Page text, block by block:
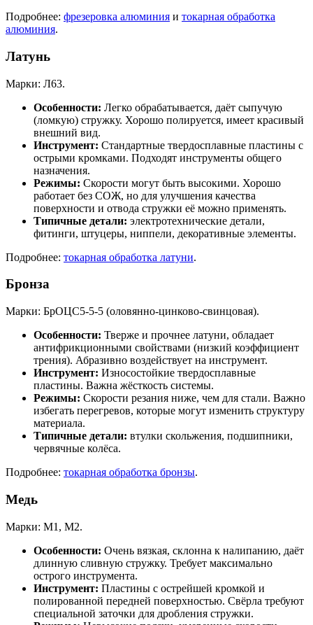
Подробнее: фрезеровка алюминия и токарная обработка
алюминия.
Латунь
Марки: Л63.
Особенности: Легко обрабатывается, даёт сыпучую
(ломкую) стружку. Хорошо полируется, имеет красивый
внешний вид.
Инструмент: Стандартные твердосплавные пластины с
острыми кромками. Подходят инструменты общего
назначения.
Режимы: Скорости могут быть высокими. Хорошо
работает без СОЖ, но для улучшения качества
поверхности и отвода стружки её можно применять.
Типичные детали: электротехнические детали,
фитинги, штуцеры, ниппели, декоративные элементы.
Подробнее: токарная обработка латуни.
Бронза
Марки: БрОЦС5-5-5 (оловянно-цинково-свинцовая).
Особенности: Тверже и прочнее латуни, обладает
антифрикционными свойствами (низкий коэффициент
трения). Абразивно воздействует на инструмент.
Инструмент: Износостойкие твердосплавные
пластины. Важна жёсткость системы.
Режимы: Скорости резания ниже, чем для стали. Важно
избегать перегревов, которые могут изменить структуру
материала.
Типичные детали: втулки скольжения, подшипники,
червячные колёса.
Подробнее: токарная обработка бронзы.
Медь
Марки: М1, М2.
Особенности: Очень вязкая, склонна к налипанию, даёт
длинную сливную стружку. Требует максимально
острого инструмента.
Инструмент: Пластины с острейшей кромкой и
полированной передней поверхностью. Свёрла требуют
специальной заточки для дробления стружки.